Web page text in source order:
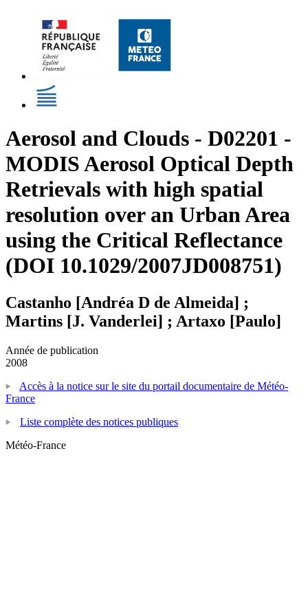
Aerosol and Clouds - D02201 -
MODIS Aerosol Optical Depth
Retrievals with high spatial
resolution over an Urban Area
using the Critical Reflectance
(DOI 10.1029/2007JD008751)
Castanho [Andréa D de Almeida] ;
Martins [J. Vanderlei] ; Artaxo [Paulo]
Année de publication
2008
Accès à la notice sur le site du portail documentaire de Météo-
France
Liste complète des notices publiques
Météo-France